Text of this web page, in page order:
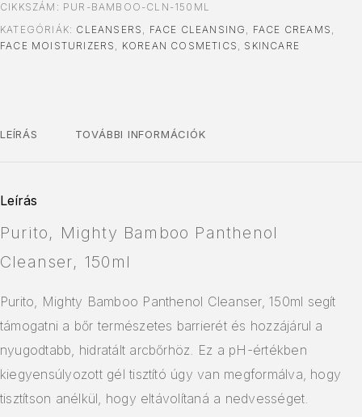
CIKKSZÁM: PUR-BAMBOO-CLN-150ML
KATEGÓRIÁK: CLEANSERS , FACE CLEANSING , FACE CREAMS ,
FACE MOISTURIZERS , KOREAN COSMETICS , SKINCARE
LEÍRÁS TOVÁBBI INFORMÁCIÓK
Leírás
Purito, Mighty Bamboo Panthenol
Cleanser, 150ml
Purito, Mighty Bamboo Panthenol Cleanser, 150ml segít
támogatni a bőr természetes barrierét és hozzájárul a
nyugodtabb, hidratált arcbőrhöz. Ez a pH-értékben
kiegyensúlyozott gél tisztító úgy van megformálva, hogy
tisztítson anélkül, hogy eltávolítaná a nedvességet.